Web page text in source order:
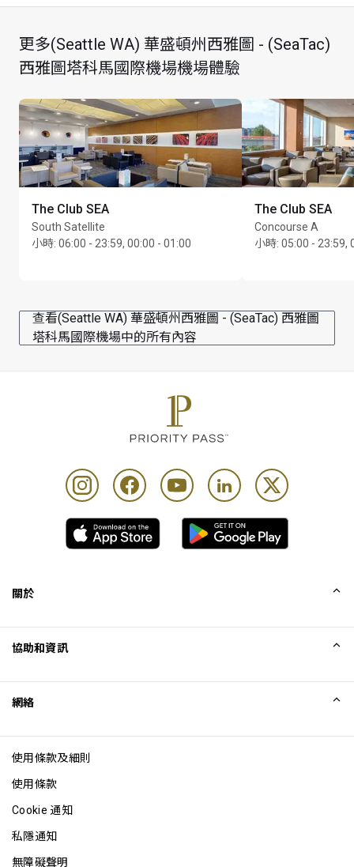
每位持卡者最多可攜同 Unlimited 位賓客
更多(Seattle WA) 華盛頓州西雅圖 - (SeaTac)
西雅圖塔科馬國際機場機場體驗
The Club SEA
South Satellite
小時: 06:00 - 23:59, 00:00 - 01:00
The Club SEA
Concourse A
小時: 05:00 - 23:59,
查看(Seattle WA) 華盛頓州西雅圖 - (SeaTac) 西雅圖
塔科馬國際機場中的所有內容
關於
Excellence Awards
網誌
協助和資訊
網絡
使用條款及細則
使用條款
Cookie 通知
私隱通知
無障礙聲明